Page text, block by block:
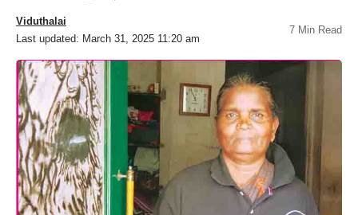
Last updated: March 31, 2025 11:20 am
Viduthalai
7 Min Read